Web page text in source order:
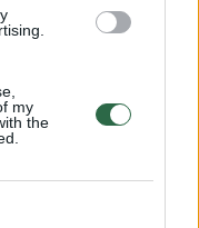
my
the
sužalojo